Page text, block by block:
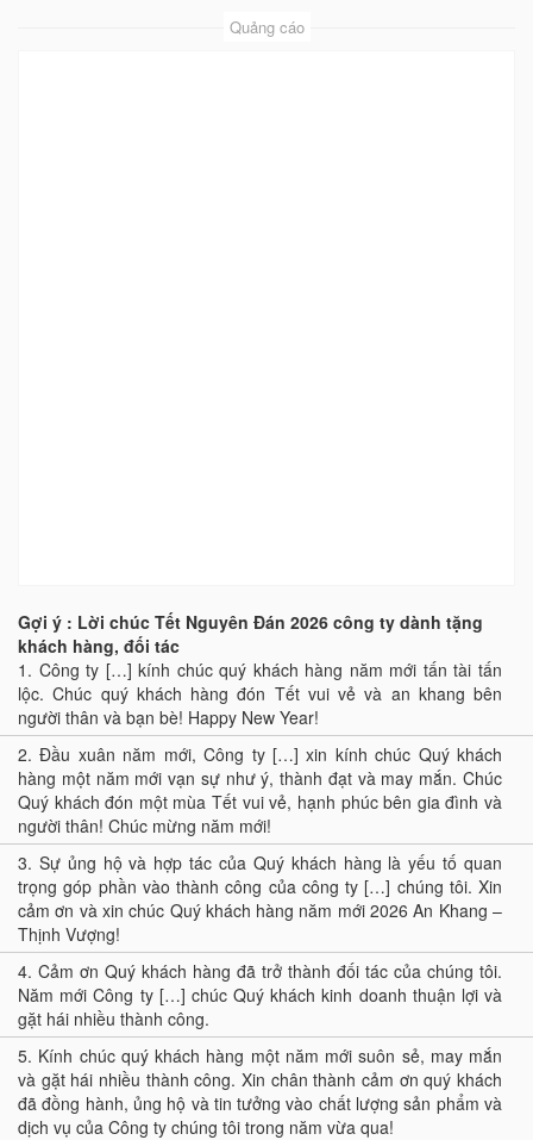
Quảng cáo
Gợi ý : Lời chúc Tết Nguyên Đán 2026 công ty dành tặng
khách hàng, đối tác
1. Công ty […] kính chúc quý khách hàng năm mới tấn tài tấn
lộc. Chúc quý khách hàng đón Tết vui vẻ và an khang bên
người thân và bạn bè! Happy New Year!
2.Đầu xuân năm mới, Công ty […] xin kính chúc Quý khách
hàng một năm mới vạn sự như ý, thành đạt và may mắn. Chúc
Quý khách đón một mùa Tết vui vẻ, hạnh phúc bên gia đình và
người thân! Chúc mừng năm mới!
3. Sự ủng hộ và hợp tác của Quý khách hàng là yếu tố quan
trọng góp phần vào thành công của công ty […] chúng tôi. Xin
cảm ơn và xin chúc Quý khách hàng năm mới 2026 An Khang –
Thịnh Vượng!
4. Cảm ơn Quý khách hàng đã trở thành đối tác của chúng tôi.
Năm mới Công ty […] chúc Quý khách kinh doanh thuận lợi và
gặt hái nhiều thành công.
5. Kính chúc quý khách hàng một năm mới suôn sẻ, may mắn
và gặt hái nhiều thành công. Xin chân thành cảm ơn quý khách
đã đồng hành, ủng hộ và tin tưởng vào chất lượng sản phẩm và
dịch vụ của Công ty chúng tôi trong năm vừa qua!